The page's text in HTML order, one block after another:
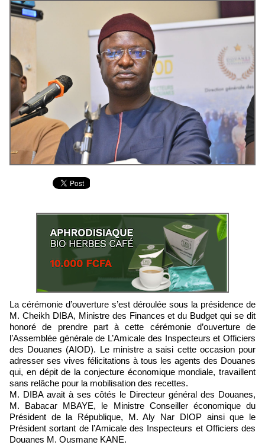
La cérémonie d’ouverture s’est déroulée sous la présidence de
M. Cheikh DIBA, Ministre des Finances et du Budget qui se dit
honoré de prendre part à cette cérémonie d’ouverture de
l’Assemblée générale de L’Amicale des Inspecteurs et Officiers
des Douanes (AIOD). Le ministre a saisi cette occasion pour
adresser ses vives félicitations à tous les agents des Douanes
qui, en dépit de la conjecture économique mondiale, travaillent
sans relâche pour la mobilisation des recettes.
M. DIBA avait à ses côtés le Directeur général des Douanes,
M. Babacar MBAYE, le Ministre Conseiller économique du
Président de la République, M. Aly Nar DIOP ainsi que le
Président sortant de l’Amicale des Inspecteurs et Officiers des
Douanes M. Ousmane KANE.